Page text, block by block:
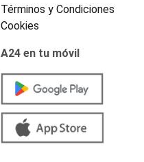
Términos y Condiciones
Cookies
A24 en tu móvil